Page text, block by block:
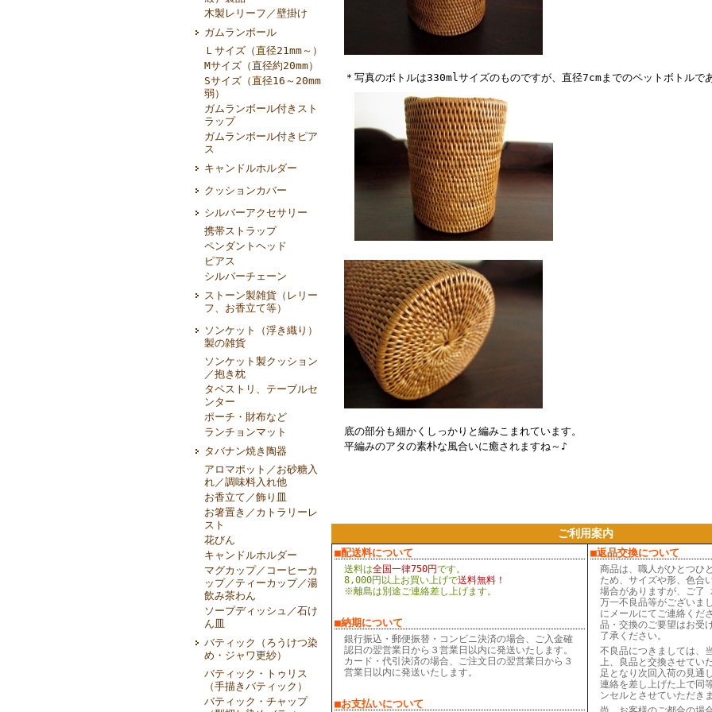
木製レリーフ／壁掛け
ガムランボール
Ｌサイズ（直径21mm～）
Mサイズ（直径約20mm）
Sサイズ（直径16～20mm
弱）
ガムランボール付きスト
ラップ
ガムランボール付きピア
ス
キャンドルホルダー
クッションカバー
シルバーアクセサリー
携帯ストラップ
ペンダントヘッド
ピアス
シルバーチェーン
ストーン製雑貨（レリー
フ、お香立て等）
ソンケット（浮き織り）
製の雑貨
ソンケット製クッション
／抱き枕
タペストリ、テーブルセ
ンター
ポーチ・財布など
ランチョンマット
タバナン焼き陶器
アロマポット／お砂糖入
れ／調味料入れ他
お香立て／飾り皿
お箸置き／カトラリーレ
スト
花びん
キャンドルホルダー
マグカップ／コーヒーカ
ップ／ティーカップ／湯
飲み茶わん
ソープディッシュ／石け
ん皿
バティック（ろうけつ染
め・ジャワ更紗）
バティック・トゥリス
（手描きバティック）
バティック・チャップ
＊写真のボトルは330mlサイズのものですが、直径7cmまでのペットボトルで
底の部分も細かくしっかりと編みこまれています。
平編みのアタの素朴な風合いに癒されますね～♪
ご利用案内
■配送料について
送料は全国一律750円です。
8,000円以上お買い上げで送料無料！
※離島は別途ご連絡差し上げます。
■納期について
銀行振込・郵便振替・コンビニ決済の場合、ご入金確
認日の翌営業日から３営業日以内に発送いたします。
カード・代引決済の場合、ご注文日の翌営業日から３
営業日以内に発送いたします。
■お支払いについて
■返品交換について
商品は、職人がひとつひ
ため、サイズや形、色合
場合がありますが、ご了
万一不良品等がございま
にメールにてご連絡くだ
品・交換のご要望はお受
了承ください。
不良品につきましては、
上、良品と交換させてい
足となり次回入荷の見通
連絡を差し上げた上で同
ンセルとさせていただきま